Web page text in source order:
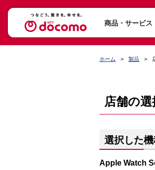
商品・サービス
ホーム 製品
店舗の選
選択した
Apple Watch